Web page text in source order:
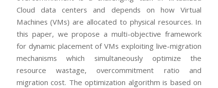
Cloud data centers and depends on how Virtual
Machines (VMs) are allocated to physical resources. In
this paper, we propose a multi-objective framework
for dynamic placement of VMs exploiting live-migration
mechanisms which simultaneously optimize the
resource wastage, overcommitment ratio and
migration cost. The optimization algorithm is based on